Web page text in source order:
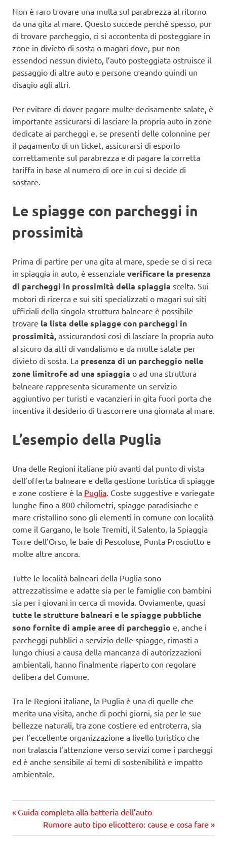
Non è raro trovare una multa sul parabrezza al ritorno
da una gita al mare. Questo succede perché spesso, pur
di trovare parcheggio, ci si accontenta di posteggiare in
zone in divieto di sosta o magari dove, pur non
essendoci nessun divieto, l’auto posteggiata ostruisce il
passaggio di altre auto e persone creando quindi un
disagio agli altri.
Per evitare di dover pagare multe decisamente salate, è
importante assicurarsi di lasciare la propria auto in zone
dedicate ai parcheggi e, se presenti delle colonnine per
il pagamento di un ticket, assicurarsi di esporlo
correttamente sul parabrezza e di pagare la corretta
tariffa in base al numero di ore in cui si decide di
sostare.
Le spiagge con parcheggi in
prossimità
Prima di partire per una gita al mare, specie se ci si reca
in spiaggia in auto, è essenziale verificare la presenza
di parcheggi in prossimità della spiaggia scelta. Sui
motori di ricerca e sui siti specializzati o magari sui siti
ufficiali della singola struttura balneare è possibile
trovare la lista delle spiagge con parcheggi in
prossimità, assicurandosi così di lasciare la propria auto
al sicuro da atti di vandalismo e da multe salate per
divieto di sosta. La presenza di un parcheggio nelle
zone limitrofe ad una spiaggia o ad una struttura
balneare rappresenta sicuramente un servizio
aggiuntivo per turisti e vacanzieri in gita fuori porta che
incentiva il desiderio di trascorrere una giornata al mare.
L’esempio della Puglia
Una delle Regioni italiane più avanti dal punto di vista
dell’offerta balneare e della gestione turistica di spiagge
e zone costiere è la Puglia. Coste suggestive e variegate
lunghe fino a 800 chilometri, spiagge paradisiache e
mare cristallino sono gli elementi in comune con località
come il Gargano, le Isole Tremiti, il Salento, la Spiaggia
Torre dell’Orso, le baie di Pescoluse, Punta Prosciutto e
molte altre ancora.
Tutte le località balneari della Puglia sono
attrezzatissime e adatte sia per le famiglie con bambini
sia per i giovani in cerca di movida. Ovviamente, quasi
tutte le strutture balneari e le spiagge pubbliche
sono fornite di ampie aree di parcheggio e, anche i
parcheggi pubblici a servizio delle spiagge, rimasti a
lungo chiusi a causa della mancanza di autorizzazioni
ambientali, hanno finalmente riaperto con regolare
delibera del Comune.
Tra le Regioni italiane, la Puglia è una di quelle che
merita una visita, anche di pochi giorni, sia per le sue
bellezze naturali, tra zone costiere ed entroterra, sia
per l’eccellente organizzazione a livello turistico che
non tralascia l’attenzione verso servizi come i parcheggi
ed è anche sensibile ai temi di sostenibilità e impatto
ambientale.
Navigazione
articoli
Precedente
articolo:
Guida completa alla batteria dell’auto
Prossimo
articolo
Rumore auto tipo elicottero: cause e cosa fare